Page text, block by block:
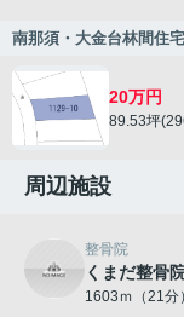
南那須・大金台林間住
20万円
89.53坪
周辺施設
整骨院
くまだ整骨
1603ｍ（21分）